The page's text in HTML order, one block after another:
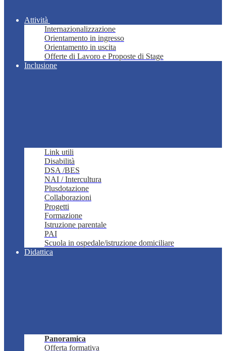
Attività
Internazionalizzazione
Orientamento in ingresso
Orientamento in uscita
Offerte di Lavoro e Proposte di Stage
Inclusione
Link utili
Disabilità
DSA /BES
NAI / Intercultura
Plusdotazione
Collaborazioni
Progetti
Formazione
Istruzione parentale
PAI
Scuola in ospedale/istruzione domiciliare
Didattica
Panoramica
Offerta formativa